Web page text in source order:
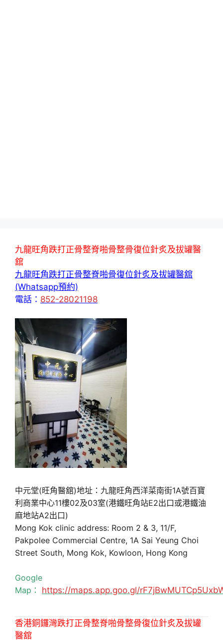
九龍旺角跌打正骨整脊啪骨整骨復位針炙及拔罐醫
舘
九龍旺角跌打正骨整脊啪骨復位針炙及拔罐醫舘
(Whatsapp預約)
電話： 852-28021198
中元堂(旺角醫舘)地址：九龍旺角西洋菜南街1A號百寶
利商業中心11樓02及03室(港鐵旺角站E2出口或港鐵油
麻地站A2出口)
Mong Kok clinic address: Room 2 & 3, 11/F,
Pakpolee Commercial Centre, 1A Sai Yeung Choi
Street South, Mong Kok, Kowloon, Hong Kong
Google
Map： https://maps.app.goo.gl/
香港銅鑼灣跌打正骨整脊啪骨整骨復位針炙及拔罐
醫舘